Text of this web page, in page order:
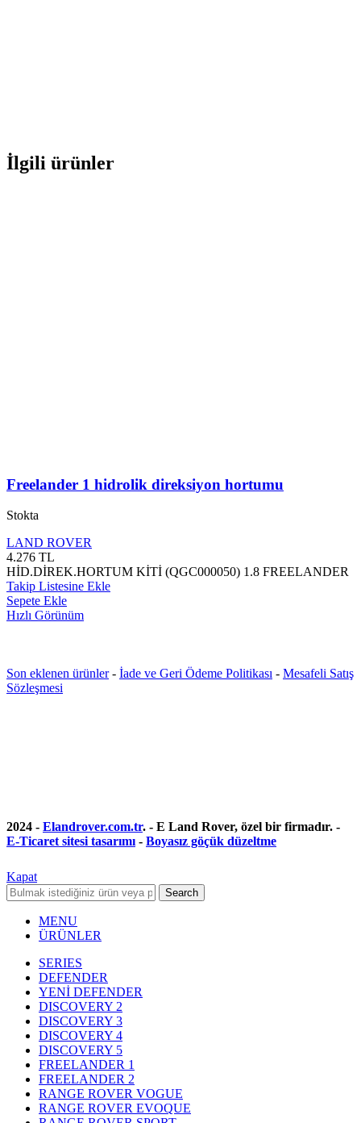
İlgili ürünler
Freelander 1 hidrolik direksiyon hortumu
Stokta
LAND ROVER
4.276 TL
HİD.DİREK.HORTUM KİTİ (QGC000050) 1.8 FREELANDER
Takip Listesine Ekle
Sepete Ekle
Hızlı Görünüm
Son eklenen ürünler- İade ve Geri Ödeme Politikası - Mesafeli Satış
Sözleşmesi
2024 - Elandrover.com.tr. - E Land Rover, özel bir firmadır. -
E-Ticaret sitesi tasarımı- Boyasız göçük düzeltme
Kapat
Search
MENU
ÜRÜNLER
SERIES
DEFENDER
YENİ DEFENDER
DISCOVERY 2
DISCOVERY 3
DISCOVERY 4
DISCOVERY 5
FREELANDER 1
FREELANDER 2
RANGE ROVER VOGUE
RANGE ROVER EVOQUE